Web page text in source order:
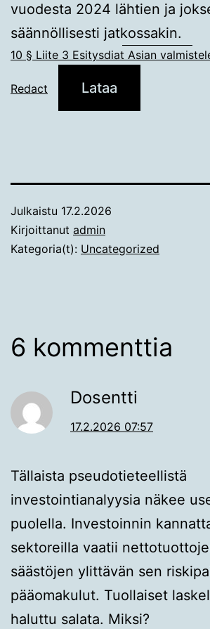
vuodesta 2024 lähtien ja
säännöllisesti jatkossakin.
10 § Liite 3 Esitysdiat Asian
Redact Lataa
Julkaistu 17.2.2026
Kirjoittanut admin
Kategoria(t): Uncategorized
6 kommenttia
Dosentti
17.2.2026 07:57
Tällaista pseudotieteellistä
investointianalyysia näkee
puolella. Investoinnin
sektoreilla vaatii
säästöjen ylittävän sen
pääomakulut. Tuollaiset
haluttu salata. Miksi?